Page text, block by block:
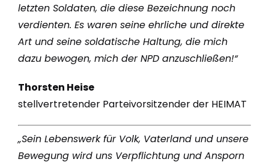
letzten Soldaten, die diese Bezeichnung noch
verdienten. Es waren seine ehrliche und direkte
Art und seine soldatische Haltung, die mich
dazu bewogen, mich der NPD anzuschließen!“
Thorsten Heise
stellvertretender Parteivorsitzender der HEIMAT
„Sein Lebenswerk für Volk, Vaterland und unsere
Bewegung wird uns Verpflichtung und Ansporn